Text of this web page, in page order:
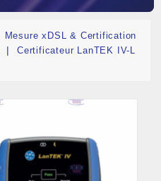
Mesure xDSL & Certification
Certificateur LanTEK IV-L